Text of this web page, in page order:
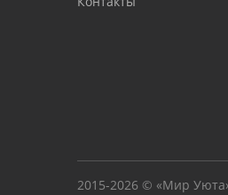
2015-2026 © «Мир